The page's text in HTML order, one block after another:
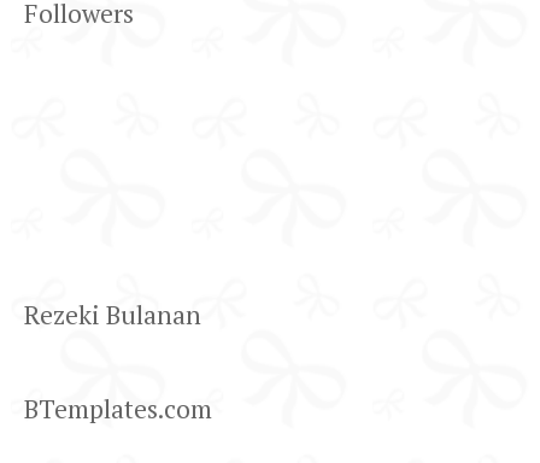
Followers
Rezeki Bulanan
BTemplates.com